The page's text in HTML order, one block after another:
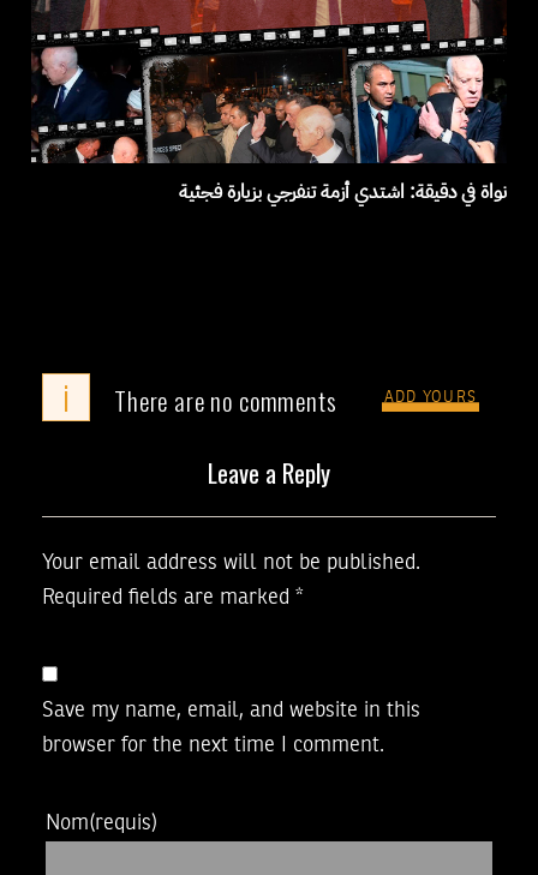
نواة في دقيقة: اشتدي أزمة تنفرجي بزيارة فجئية
i There are no comments ADD YOURS
Leave a Reply
Your email address will not be published.
Required fields are marked *
Save my name, email, and website in this
browser for the next time I comment.
Nom(requis)